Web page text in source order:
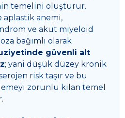
temelini oluşturur.
aplastik anemi,
ve akut miyeloid
bağımlı olarak
güvenli alt
; yani düşük düzey kronik
risk taşır ve bu
zorunlu kılan temel